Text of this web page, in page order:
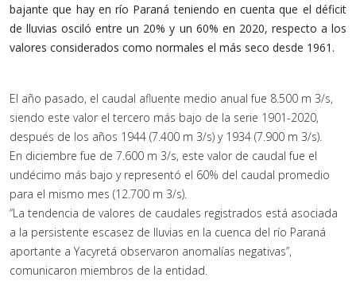
bajante que hay en río Paraná teniendo en cuenta que el déficit
de lluvias osciló entre un 20% y un 60% en 2020, respecto a los
valores considerados como normales el más seco desde 1961.
El año pasado, el caudal afluente medio anual fue 8.500 m 3/s,
siendo este valor el tercero más bajo de la serie 1901-2020,
después de los años 1944 (7.400 m 3/s) y 1934 (7.900 m 3/s).
En diciembre fue de 7.600 m 3/s, este valor de caudal fue el
undécimo más bajo y representó el 60% del caudal promedio
para el mismo mes (12.700 m 3/s).
“La tendencia de valores de caudales registrados está asociada
a la persistente escasez de lluvias en la cuenca del río Paraná
aportante a Yacyretá observaron anomalías negativas”,
comunicaron miembros de la entidad.